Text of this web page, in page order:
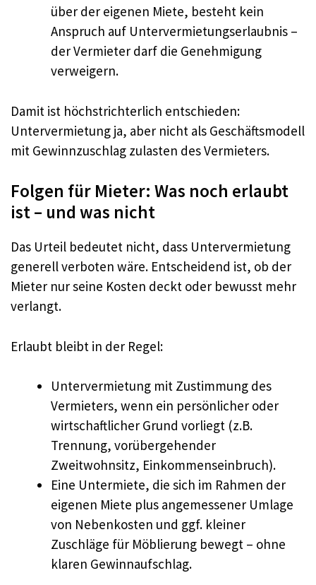
über der eigenen Miete, besteht kein
Anspruch auf Untervermietungserlaubnis –
der Vermieter darf die Genehmigung
verweigern.
Damit ist höchstrichterlich entschieden:
Untervermietung ja, aber nicht als Geschäftsmodell
mit Gewinnzuschlag zulasten des Vermieters.
Folgen für Mieter: Was noch erlaubt
ist – und was nicht
Das Urteil bedeutet nicht, dass Untervermietung
generell verboten wäre. Entscheidend ist, ob der
Mieter nur seine Kosten deckt oder bewusst mehr
verlangt.
Erlaubt bleibt in der Regel:
Untervermietung mit Zustimmung des
Vermieters, wenn ein persönlicher oder
wirtschaftlicher Grund vorliegt (z.B.
Trennung, vorübergehender
Zweitwohnsitz, Einkommenseinbruch).
Eine Untermiete, die sich im Rahmen der
eigenen Miete plus angemessener Umlage
von Nebenkosten und ggf. kleiner
Zuschläge für Möblierung bewegt – ohne
klaren Gewinnaufschlag.